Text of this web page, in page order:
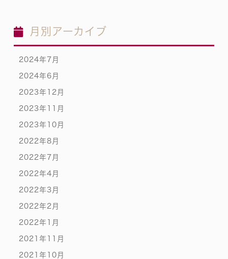
月別アーカイブ
2024年7月
2024年6月
2023年12月
2023年11月
2023年10月
2022年8月
2022年7月
2022年4月
2022年3月
2022年2月
2022年1月
2021年11月
2021年10月